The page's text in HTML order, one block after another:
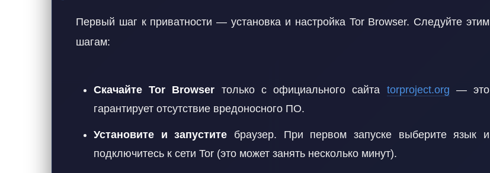
Первый шаг к приватности — установка и настройка Tor Browser. Следуйте этим
шагам:
Скачайте Tor Browser только с официального сайта torproject.org — это
гарантирует отсутствие вредоносного ПО.
Установите и запустите браузер. При первом запуске выберите язык и
подключитесь к сети Tor (это может занять несколько минут).